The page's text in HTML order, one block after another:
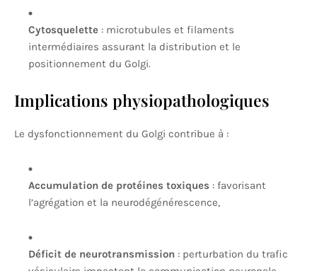
Cytosquelette : microtubules et filaments
intermédiaires assurant la distribution et le
positionnement du Golgi.
Implications physiopathologiques
Le dysfonctionnement du Golgi contribue à :
Accumulation de protéines toxiques : favorisant
l’agrégation et la neurodégénérescence,
Déficit de neurotransmission : perturbation du trafic